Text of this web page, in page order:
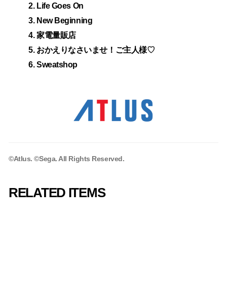
Life Goes On
New Beginning
家電量販店
おかえりなさいませ！ご主人様♡
Sweatshop
©Atlus. ©Sega. All Rights Reserved.
RELATED ITEMS